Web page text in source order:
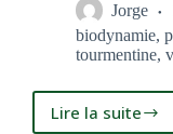
Jorge
biodynamie,
tourmentine,
Lire la suite
Agenda